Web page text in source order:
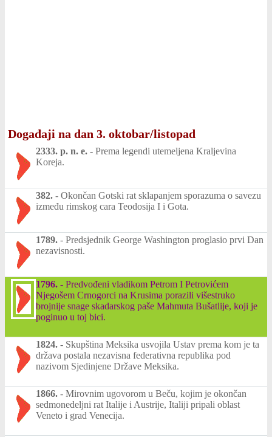
Događaji na dan 3. oktobar/listopad
2333. p. n. e. - Prema legendi utemeljena Kraljevina
Koreja.
382. - Okončan Gotski rat sklapanjem sporazuma o savezu
između rimskog cara Teodosija I i Gota.
1789. - Predsjednik George Washington proglasio prvi Dan
nezavisnosti.
1796. - Predvođeni vladikom Petrom I Petrovićem
Njegošem Crnogorci na Krusima porazili višestruko
brojnije snage skadarskog paše Mahmuta Bušatlije, koji je
poginuo u toj bici.
1824. - Skupština Meksika usvojila Ustav prema kom je ta
država postala nezavisna federativna republika pod
nazivom Sjedinjene Države Meksika.
1866. - Mirovnim ugovorom u Beču, kojim je okončan
sedmonedeljni rat Italije i Austrije, Italiji pripali oblast
Veneto i grad Venecija.